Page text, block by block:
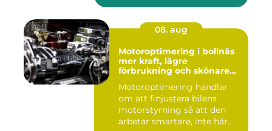
08. aug
Motoroptimering i bollnäs
mer kraft, lägre
förbrukning och skönare
Motoroptimering handlar
om att finjustera bilens
motorstyrning så att den
arbetar smartare, inte hår...